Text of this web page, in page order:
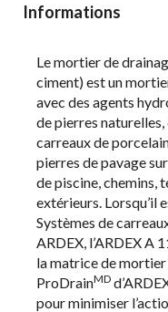
Informations
Le mortier de
ciment) est un
avec des agents
de pierres
carreaux de
pierres de pavage
de piscine, chemins,
extérieurs. Lorsqu’il
Systèmes de
ARDEX, l’ARDEX A
la matrice de mortier
ProDrainMD
pour minimiser